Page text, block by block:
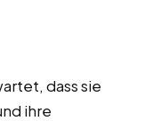
dass sie
ihre